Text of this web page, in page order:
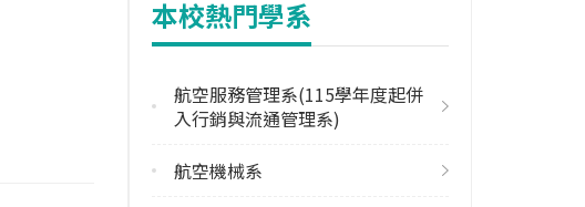
65.96%
學校電話
(02)27821862
臺北市南港區研究院路三段245號
本校熱門學系
航空服務管理系(115學年度起併
入行銷與流通管理系)
航空機械系